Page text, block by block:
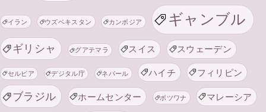
イラン ウズベキスタン カンボジア ギャンブル
ギリシャ グアテマラ スイス スウェーデン
セルビア デジタル庁 ネパール ハイチ フィリピン
ブラジル ホームセンター ボツワナ マレーシア